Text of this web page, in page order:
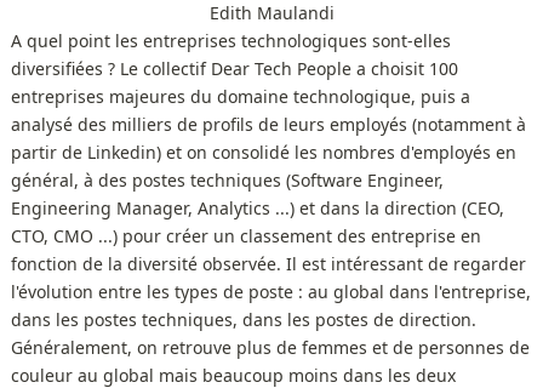
Edith Maulandi
A quel point les entreprises technologiques sont-elles
diversifiées ? Le collectif Dear Tech People a choisit 100
entreprises majeures du domaine technologique, puis a
analysé des milliers de profils de leurs employés (notamment à
partir de Linkedin) et on consolidé les nombres d'employés en
général, à des postes techniques (Software Engineer,
Engineering Manager, Analytics ...) et dans la direction (CEO,
CTO, CMO ...) pour créer un classement des entreprise en
fonction de la diversité observée. Il est intéressant de regarder
l'évolution entre les types de poste : au global dans l'entreprise,
dans les postes techniques, dans les postes de direction.
Généralement, on retrouve plus de femmes et de personnes de
couleur au global mais beaucoup moins dans les deux